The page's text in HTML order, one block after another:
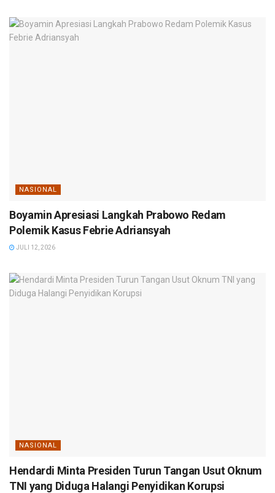
NASIONAL
Boyamin Apresiasi Langkah Prabowo Redam
Polemik Kasus Febrie Adriansyah
JULI 12, 2026
NASIONAL
Hendardi Minta Presiden Turun Tangan Usut Oknum
TNI yang Diduga Halangi Penyidikan Korupsi